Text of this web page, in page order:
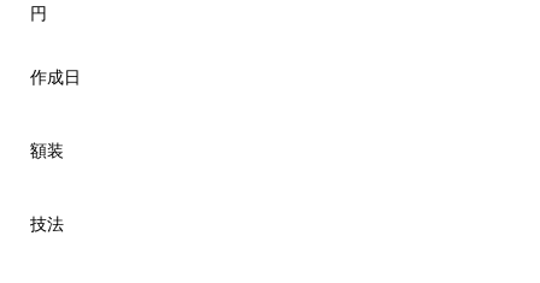
円
作成日
額装
技法